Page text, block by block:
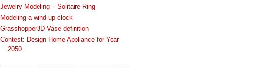
Jewelry Modeling – Solitaire Ring
Modeling a wind-up clock
Grasshopper3D Vase definition
Contest: Design Home Appliance for Year
2050.